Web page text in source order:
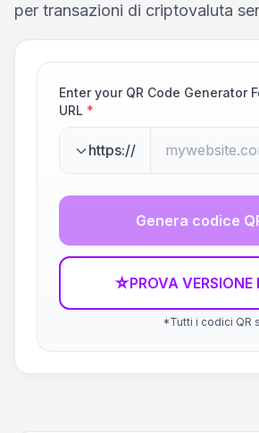
per transazioni di criptovaluta
Enter your QR Code Generator
URL *
https://
Genera codice
☆PROVA VERSIONE
*Tutti i codici QR